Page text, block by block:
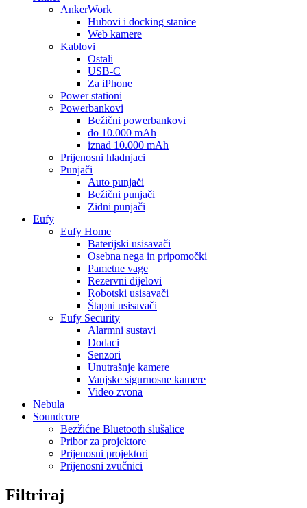
AnkerWork
Hubovi i docking stanice
Web kamere
Kablovi
Ostali
USB-C
Za iPhone
Power stationi
Powerbankovi
Bežični powerbankovi
do 10.000 mAh
iznad 10.000 mAh
Prijenosni hladnjaci
Punjači
Auto punjači
Bežični punjači
Zidni punjači
Eufy
Eufy Home
Baterijski usisavači
Osebna nega in pripomočki
Pametne vage
Rezervni dijelovi
Robotski usisavači
Štapni usisavači
Eufy Security
Alarmni sustavi
Dodaci
Senzori
Unutrašnje kamere
Vanjske sigurnosne kamere
Video zvona
Nebula
Soundcore
Bezžićne Bluetooth slušalice
Pribor za projektore
Prijenosni projektori
Prijenosni zvučnici
Filtriraj